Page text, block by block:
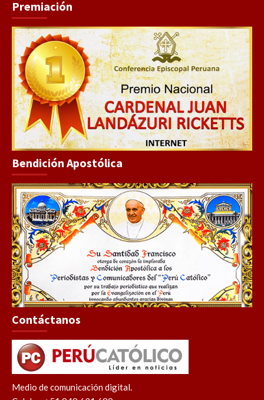
Premiación
Bendición Apostólica
Contáctanos
Medio de comunicación digital.